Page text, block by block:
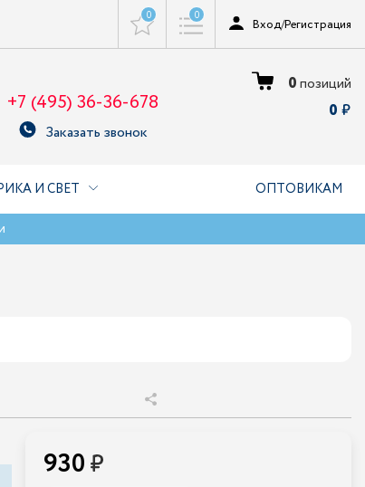
0 0
Вход/Регистрация
+7 (495) 36-36-678
Заказать звонок
0позиций
0
И СВЕТ ОПТОВИКАМ
930